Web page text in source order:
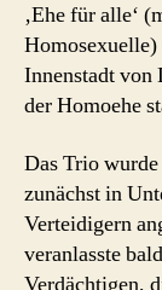
‚Ehe für alle‘
Innenstadt von
der Homoehe
Das Trio
zunächst in
Verteidigern
veranlasste
Verdächtigen,